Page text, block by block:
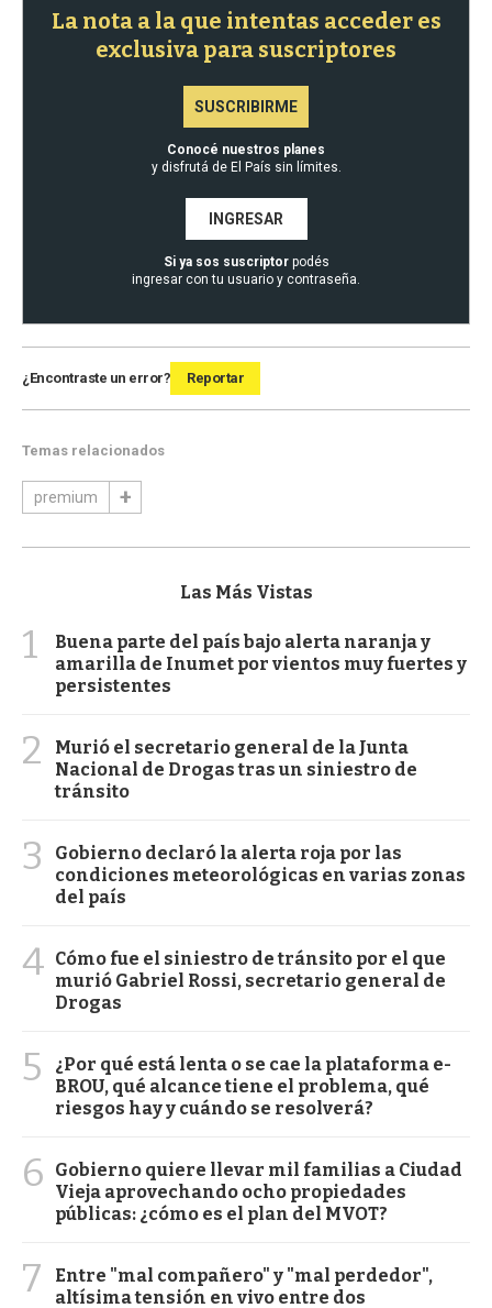
La nota a la que intentas acceder es
exclusiva para suscriptores
SUSCRIBIRME
Conocé nuestros planes
y disfrutá de El País sin límites.
INGRESAR
Si ya sos suscriptorpodés
ingresar con tu usuario y contraseña.
¿Encontraste un error? Reportar
Temas relacionados
premium
Las Más Vistas
1
Buena parte del país bajo alerta naranja y
amarilla de Inumet por vientos muy fuertes y
persistentes
2
Murió el secretario general de la Junta
Nacional de Drogas tras un siniestro de
tránsito
3
Gobierno declaró la alerta roja por las
condiciones meteorológicas en varias zonas
del país
4 Cómo fue el siniestro de tránsito por el que
murió Gabriel Rossi, secretario general de
Drogas
5
¿Por qué está lenta o se cae la plataforma e-
BROU, qué alcance tiene el problema, qué
riesgos hay y cuándo se resolverá?
6
Gobierno quiere llevar mil familias a Ciudad
Vieja aprovechando ocho propiedades
públicas: ¿cómo es el plan del MVOT?
7
Entre "mal compañero" y "mal perdedor",
altísima tensión en vivo entre dos